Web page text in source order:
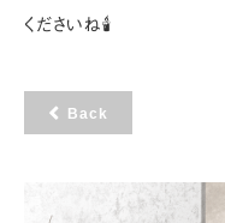
くださいね🕯
Back